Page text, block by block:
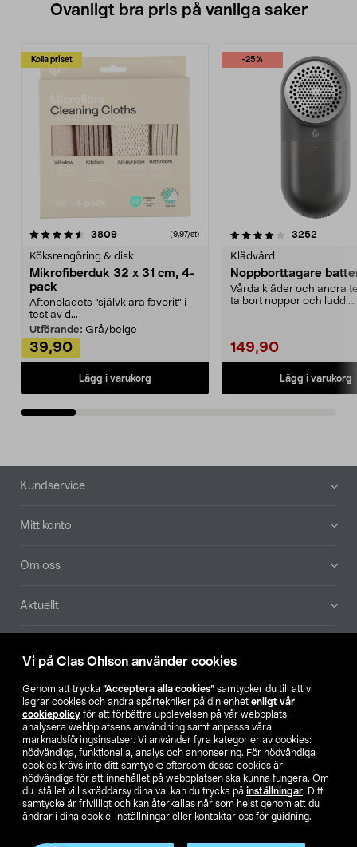
Vi på Clas Ohlson använder cookies
Genom att trycka ”Acceptera alla cookies” samtycker du till att vi
lagrar cookies och andra spårtekniker på din enhet enligt vår
cookiepolicy för att förbättra upplevelsen på vår webbplats,
analysera webbplatsens användning samt anpassa våra
marknadsföringsinsatser. Vi använder fyra kategorier av cookies:
nödvändiga, funktionella, analys och annonsering. För nödvändiga
cookies krävs inte ditt samtycke eftersom dessa cookies är
nödvändiga för att innehållet på webbplatsen ska kunna fungera. Om
du istället vill skräddarsy dina val kan du trycka på inställningar. Ditt
samtycke är frivilligt och kan återkallas när som helst genom att du
ändrar i dina cookie-inställningar eller kontaktar oss för guidning.
Ovanligt bra pris på vanliga saker
Kolla priset
3809recensioner (9,97/st)
Köksrengöring & disk
Mikrofiberduk 32 x 31 cm, 4-
pack
Aftonbladets "självklara favorit” i
test av d...
Utförande: Grå/beige
39,90
Lägg i varukorg
-25%
4.0av 5 stjärnor 3252
Klädvård
Noppborttagare
Vårda kläder och andra
ta bort noppor och ludd.
149,90
Lägg i varukorg
4.5av 5 stjärnor
Sidfot
Kundservice
Mitt konto
Om oss
Aktuellt
Hitta butik
SE NO FI